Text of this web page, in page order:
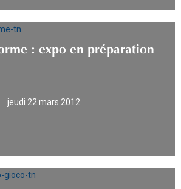
: expo en préparation
jeudi 22 mars 2012